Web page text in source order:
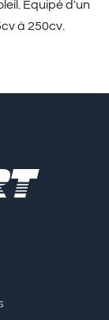
Equipé d'un
à 250cv.